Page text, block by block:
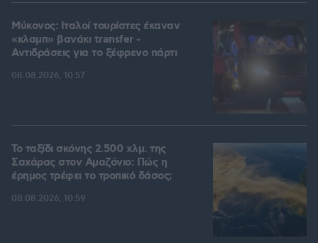
Μύκονος: Ιταλοί τουρίστες έκαναν
«κλαμπ» βανάκι transfer -
Αντιδράσεις για το ξέφρενο πάρτι
08.08.2026, 10:57
Το ταξίδι σκόνης 2.500 χλμ. της
Σαχάρας στον Αμαζόνιο: Πώς η
έρημος τρέφει το τροπικό δάσος;
08.08.2026, 10:59